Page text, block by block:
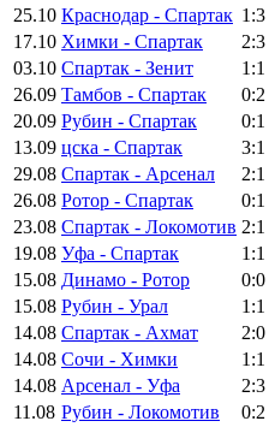
25.10 Краснодар - Спартак 1:3
17.10 Химки - Спартак 2:3
03.10 Спартак - Зенит 1:1
26.09 Тамбов - Спартак 0:2
20.09 Рубин - Спартак 0:1
13.09 цска - Спартак 3:1
29.08 Спартак - Арсенал 2:1
26.08 Ротор - Спартак 0:1
23.08 Спартак - Локомотив 2:1
19.08 Уфа - Спартак 1:1
15.08 Динамо - Ротор 0:0
15.08 Рубин - Урал 1:1
14.08 Спартак - Ахмат 2:0
14.08 Сочи - Химки 1:1
14.08 Арсенал - Уфа 2:3
11.08 Рубин - Локомотив 0:2